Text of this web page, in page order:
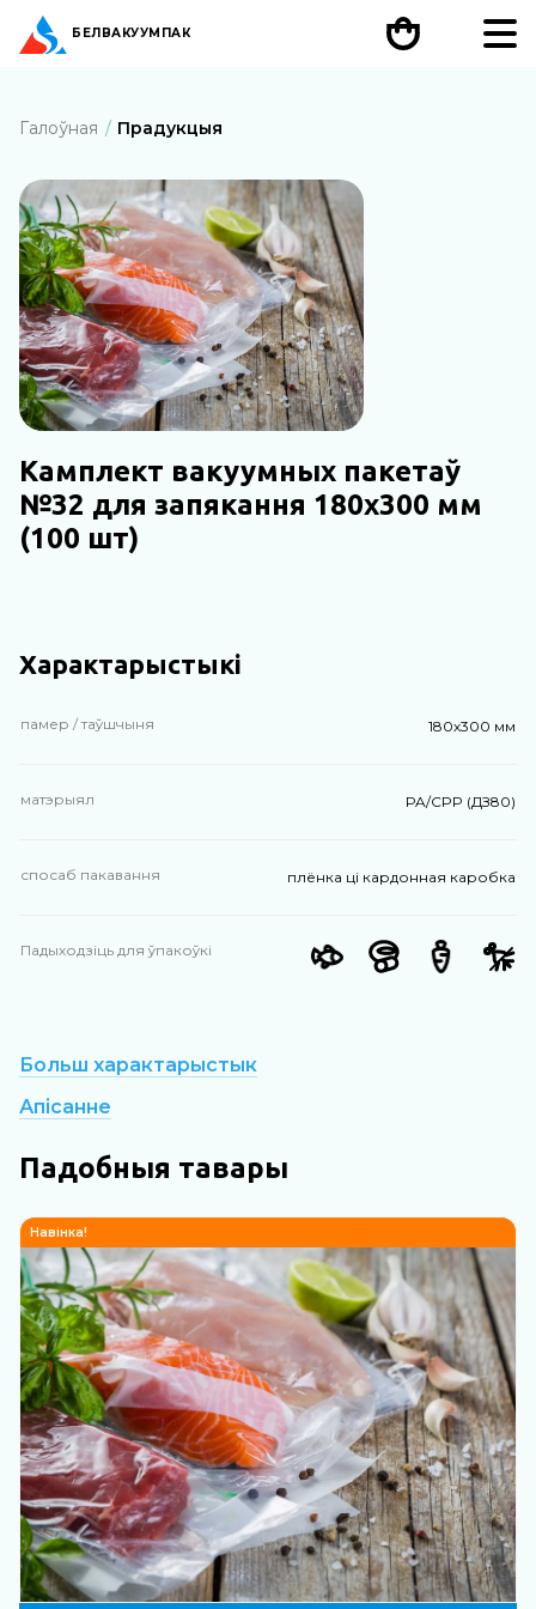
БЕЛВАКУУМПАК
Галоўная Прадукцыя
Камплект вакуумных пакетаў
№32 для запякання 180х300 мм
(100 шт)
Характарыстыкі
памер / таўшчыня 180х300 мм
матэрыял PA/CPP (ДЗ80)
спосаб пакавання плёнка ці кардонная каробка
Падыходзіць для ўпакоўкі
Больш характарыстык
Апісанне
Падобныя тавары
Навінка!